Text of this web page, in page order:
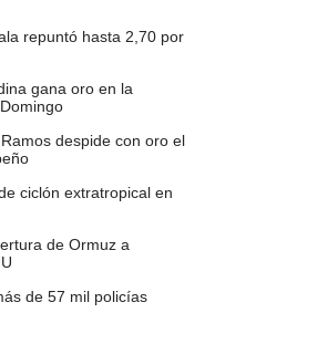
repuntó hasta 2,70 por
gana oro en la
despide con oro el
ciclón extratropical en
de Ormuz a
de 57 mil policías